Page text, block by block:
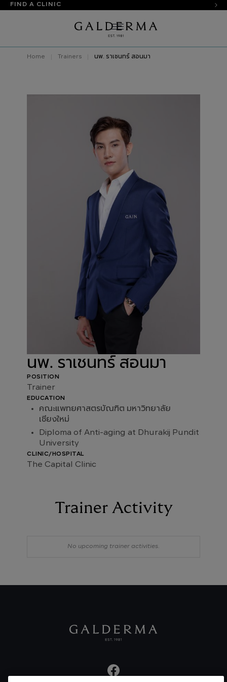
FIND A CLINIC
Home Trainers นพ. ราเชนทร์ สอนมา
นพ. ราเชนทร์ สอนมา
POSITION
Trainer
EDUCATION
คณะแพทยศาสตรบัณฑิต มหาวิทยาลัย
เชียงใหม่
Diploma of Anti-aging at Dhurakij Pundit
University
CLINIC/HOSPITAL
The Capital Clinic
Trainer Activity
No upcoming trainer activities.